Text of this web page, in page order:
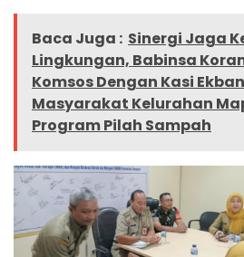
Baca Juga : Sinergi Jaga
Lingkungan, Babinsa
Komsos Dengan Kasi
Masyarakat Kelurahan
Program Pilah Sampah